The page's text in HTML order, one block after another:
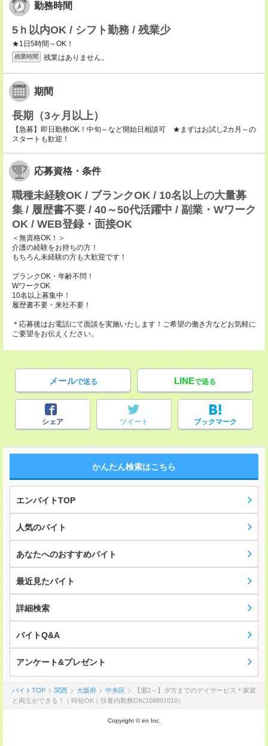
勤務時間
5ｈ以内OK / シフト勤務 / 残業少
★1日5時間～OK！
残業時間 残業はありません。
期間
長期（3ヶ月以上）
【急募】即日勤務OK！中旬～など開始日相談可 ★まずはお試し2カ月～の
スタートも歓迎！
応募資格・条件
職種未経験OK / ブランクOK / 10名以上の大量募
集 / 履歴書不要 / 40～50代活躍中 / 副業・Wワーク
OK / WEB登録・面接OK
＜無資格OK！＞
介護の経験をお持ちの方！
もちろん未経験の方も大歓迎です！
ブランクOK・年齢不問！
WワークOK
10名以上募集中！
履歴書不要・来社不要！
＊応募後はお電話にて面談を実施いたします！ご希望の働き方などお気軽に
ご要望をお伝えください。
メールで送る LINEで送る
シェア ツイート ブックマーク
かんたん検索はこちら
エンバイトTOP
人気のバイト
あなたへのおすすめバイト
最近見たバイト
詳細検索
バイトQ&A
アンケート&プレゼント
バイトTOP 関西 大阪府 中央区
【週2～】夕方までのデイサービス＊家庭
と両立ができる！｜時短OK｜扶養内勤務OK(108891010）
Copyright © en Inc.